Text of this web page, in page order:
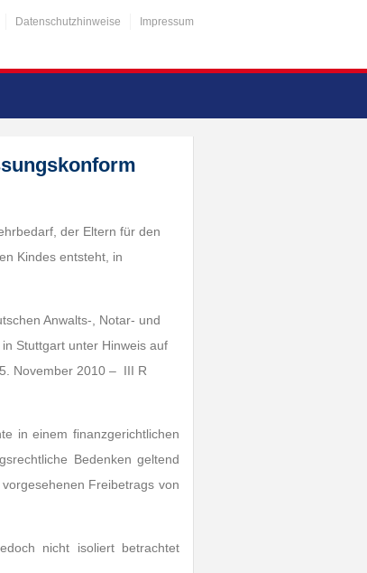
Datenschutzhinweise Impressum
der Eltern für den
Kindes entsteht, in
Anwalts-, Notar- und
Stuttgart unter Hinweis auf
November 2010 – III R
in einem finanzgerichtlichen
Bedenken geltend
Freibetrags von
nicht isoliert betrachtet